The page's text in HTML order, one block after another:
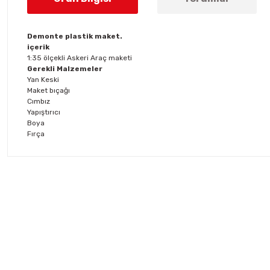
Demonte plastik maket.
içerik
1:35 ölçekli Askeri Araç maketi
Gerekli Malzemeler
Yan Keski
Maket bıçağı
Cımbız
Yapıştırıcı
Boya
Fırça